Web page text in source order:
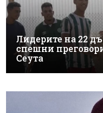
Лидерите на 22
спешни
Сеута